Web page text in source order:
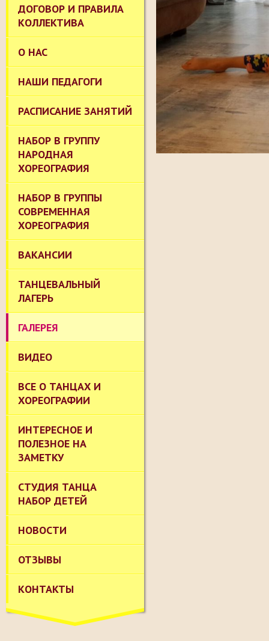
ДОГОВОР И ПРАВИЛА
КОЛЛЕКТИВА
О НАС
НАШИ ПЕДАГОГИ
РАСПИСАНИЕ ЗАНЯТИЙ
НАБОР В ГРУППУ
НАРОДНАЯ
ХОРЕОГРАФИЯ
НАБОР В ГРУППЫ
СОВРЕМЕННАЯ
ХОРЕОГРАФИЯ
ВАКАНСИИ
ТАНЦЕВАЛЬНЫЙ
ЛАГЕРЬ
ГАЛЕРЕЯ
ВИДЕО
ВСЕ О ТАНЦАХ И
ХОРЕОГРАФИИ
ИНТЕРЕСНОЕ И
ПОЛЕЗНОЕ НА
ЗАМЕТКУ
СТУДИЯ ТАНЦА
НАБОР ДЕТЕЙ
НОВОСТИ
ОТЗЫВЫ
КОНТАКТЫ